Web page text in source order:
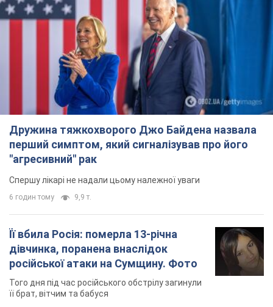
Ти ще не читаєш наш Telegram? А даремно! Підписуйся
Підписатись Підписатись
"Йому би ще...
Важливе